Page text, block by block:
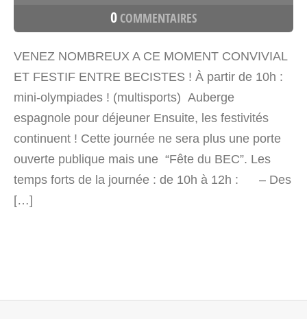
0 COMMENTAIRES
VENEZ NOMBREUX A CE MOMENT CONVIVIAL
ET FESTIF ENTRE BECISTES ! À partir de 10h :
mini-olympiades ! (multisports) Auberge
espagnole pour déjeuner Ensuite, les festivités
continuent ! Cette journée ne sera plus une porte
ouverte publique mais une “Fête du BEC”. Les
temps forts de la journée : de 10h à 12h : – Des
[…]